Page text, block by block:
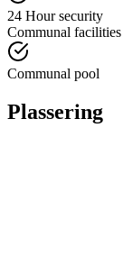
24 Hour security
Communal facilities
Communal pool
Plassering